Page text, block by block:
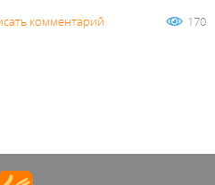
комментарий 170